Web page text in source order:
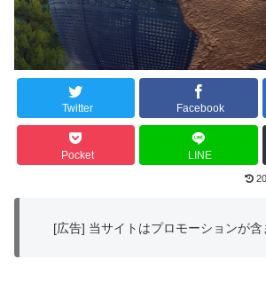
Twitter Facebook
Pocket LINE
[広告] 当サイトはプロモーションが含